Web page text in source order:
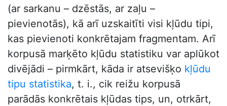
(ar sarkanu – dzēstās, ar zaļu –
pievienotās), kā arī uzskaitīti visi kļūdu tipi,
kas pievienoti konkrētajam fragmentam. Arī
korpusā marķēto kļūdu statistiku var aplūkot
divējādi – pirmkārt, kāda ir atsevišķo kļūdu
tipu statistika, t. i., cik reižu korpusā
parādās konkrētais kļūdas tips, un, otrkārt,